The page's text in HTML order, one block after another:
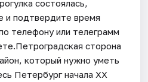
состоялась,
и подтвердите время
телефону или телеграмм
сторона
который нужно уметь
Петербург начала XX